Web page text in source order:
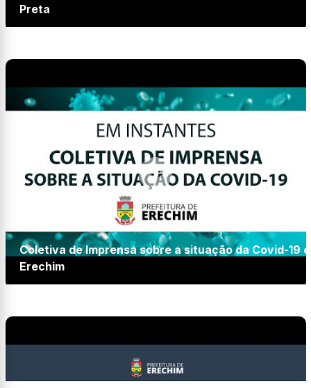
Preta
Coletiva de Imprensa sobre a situação da Covid-19
Erechim